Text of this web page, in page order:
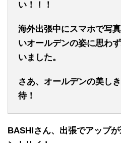
い！！！
海外出張中にスマホで写
いオールデンの姿に思わ
いました。
さあ、オールデンの美し
待！
BASHIさん、出張でアップ